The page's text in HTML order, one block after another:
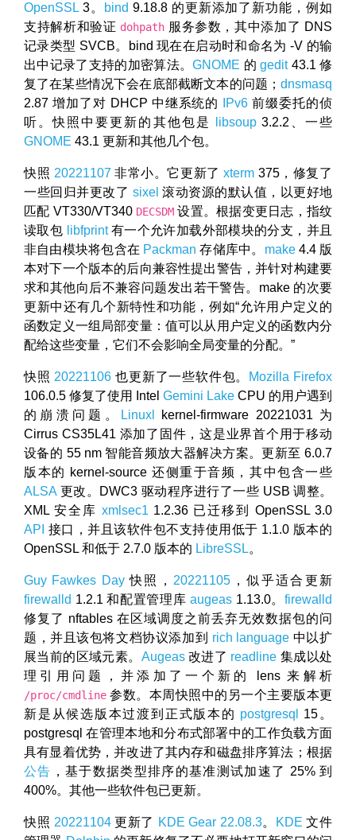
OpenSSL 3。 bind 9.18.8 的更新添加了新功能，例如
支持解析和验证 dohpath 服务参数，其中添加了 DNS
记录类型 SVCB。bind 现在在启动时和命名为 -V 的输
出中记录了支持的加密算法。GNOME 的gedit43.1 修
复了在某些情况下会在底部截断文本的问题； dnsmasq
2.87 增加了对 DHCP 中继系统的
IPv6 前缀委托的侦
听。快照中要更新的其他包是
libsoup3.2.2、一些
GNOME 43.1 更新和其他几个包。
快照 20221107 非常小。它更新了xterm 375，修复了
一些回归并更改了 sixel 滚动资源的默认值，以更好地
匹配 VT330/VT340 DECSDM 设置。根据变更日志，指纹
读取包 libfprint有一个允许加载外部模块的分支，并且
非自由模块将包含在 Packman 存储库中。 make4.4 版
本对下一个版本的后向兼容性提出警告，并针对构建要
求和其他向后不兼容问题发出若干警告。make 的次要
更新中还有几个新特性和功能，例如“允许用户定义的
函数定义一组局部变量：值可以从用户定义的函数内分
配给这些变量，它们不会影响全局变量的分配。”
快照 20221106 也更新了一些软件包。
Mozilla Firefox
106.0.5 修复了使用 Intel Gemini Lake CPU 的用户遇到
的崩溃问题。
Linuxl
kernel-firmware 20221031 为
Cirrus CS35L41 添加了固件，这是业界首个用于移动
设备的 55 nm 智能音频放大器解决方案。更新至 6.0.7
版本的 kernel-source 还侧重于音频，其中包含一些
ALSA 更改。DWC3 驱动程序进行了一些 USB 调整。
XML 安全库 xmlsec1 1.2.36 已迁移到 OpenSSL 3.0
API 接口，并且该软件包不支持使用低于 1.1.0 版本的
OpenSSL 和低于 2.7.0 版本的 LibreSSL。
Guy Fawkes Day快照， 20221105，似乎适合更新
firewalld 1.2.1 和配置管理库 augeas 1.13.0。 firewalld
修复了 nftables 在区域调度之前丢弃无效数据包的问
题，并且该包将文档协议添加到 rich language 中以扩
展当前的区域元素。 Augeas改进了 readline 集成以处
理引用问题，并添加了一个新的 lens 来解析
/proc/cmdline 参数。本周快照中的另一个主要版本更
新是从候选版本过渡到正式版本的 postgresql
15。
postgresql 在管理本地和分布式部署中的工作负载方面
具有显着优势，并改进了其内存和磁盘排序算法；根据
公告 ，基于数据类型排序的基准测试加速了 25% 到
400%。其他一些软件包已更新。
快照 20221104更新了 KDE Gear 22.08.3。 KDE 文件